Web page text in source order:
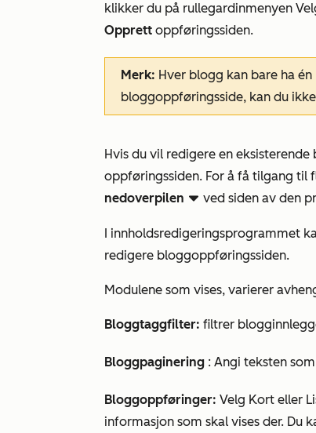
klikker du på rullegardinmenyen
Opprett oppføringssiden.
Merk: Hver blogg kan bare ha
bloggoppføringsside, kan du
Hvis du vil redigere en
oppføringssiden. For å få tilgang
nedoverpilen downCarat ved siden av den
I innholdsredigeringsprogrammet
redigere bloggoppføringssiden.
Modulene som vises, varierer
Bloggtaggfilter: filtrer
Bloggpaginering : Angi teksten
Bloggoppføringer: Velg Kort eller
informasjon som skal vises der. Du